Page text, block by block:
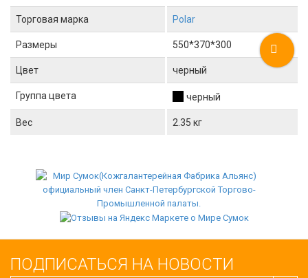
Торговая марка Polar
Размеры 550*370*300
Цвет черный
Группа цвета черный
Вес 2.35 кг
ПОДПИСАТЬСЯ НА НОВОСТИ